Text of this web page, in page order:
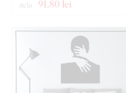
de la 91,80 lei